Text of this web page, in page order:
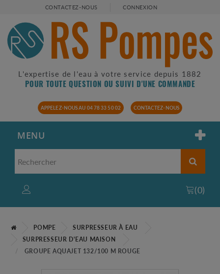
CONTACTEZ-NOUS CONNEXION
L'expertise de l'eau à votre service depuis 1882
POUR TOUTE QUESTION OU SUIVI D'UNE COMMANDE
APPELEZ-NOUS AU 04 78 33 50 02 CONTACTEZ-NOUS
MENU
(0)
POMPE
SURPRESSEUR À EAU
SURPRESSEUR D'EAU MAISON
GROUPE AQUAJET 132/100 M ROUGE